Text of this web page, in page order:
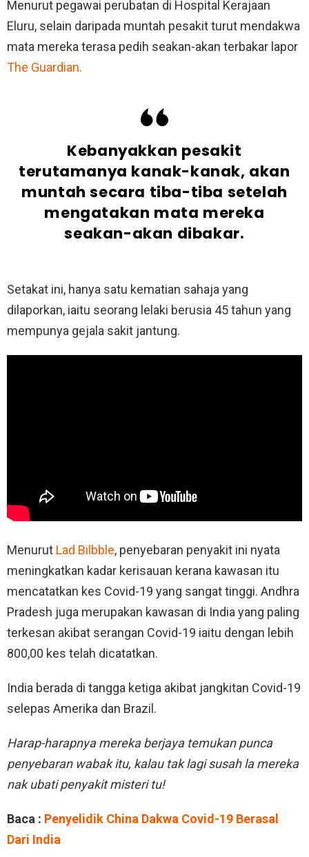
Menurut pegawai perubatan di Hospital Kerajaan
Eluru, selain daripada muntah pesakit turut mendakwa
mata mereka terasa pedih seakan-akan terbakar lapor
The Guardian.
Kebanyakkan pesakit
terutamanya kanak-kanak, akan
muntah secara tiba-tiba setelah
mengatakan mata mereka
seakan-akan dibakar.
Setakat ini, hanya satu kematian sahaja yang
dilaporkan, iaitu seorang lelaki berusia 45 tahun yang
mempunya gejala sakit jantung.
Menurut Lad Bilbble, penyebaran penyakit ini nyata
meningkatkan kadar kerisauan kerana kawasan itu
mencatatkan kes Covid-19 yang sangat tinggi. Andhra
Pradesh juga merupakan kawasan di India yang paling
terkesan akibat serangan Covid-19 iaitu dengan lebih
800,00 kes telah dicatatkan.
India berada di tangga ketiga akibat jangkitan Covid-19
selepas Amerika dan Brazil.
Harap-harapnya mereka berjaya temukan punca
penyebaran wabak itu, kalau tak lagi susah la mereka
nak ubati penyakit misteri tu!
Baca : Penyelidik China Dakwa Covid-19 Berasal
Dari India